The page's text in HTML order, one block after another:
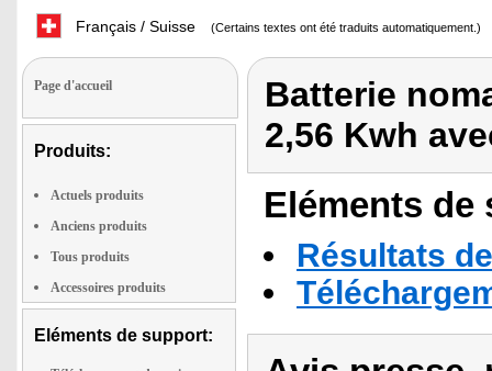
Français / Suisse (Certains textes ont été traduits automatiquement.)
Page d'accueil
Produits:
Actuels produits
Anciens produits
Tous produits
Accessoires produits
Eléments de support:
Batterie
2,56 Kwh
Eléments
Résultats